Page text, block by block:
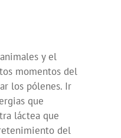
y el
momentos del
los pólenes. Ir
que
láctea que
del